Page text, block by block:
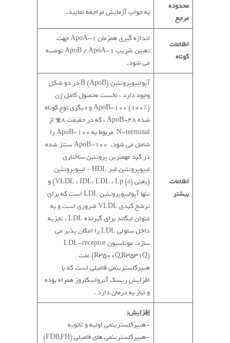
محدوده
مرجع
به جواب آزمایش مراجعه نمایید.
اطلاعات
کوتاه
اندازه گیری همزمان ApoA-1 جهت
تعیین ضریب ApoB / ApoA-1 توصیه
می شود.
اطلاعات
بیشتر
آپولیپوپروتئین B (ApoB) در دو شکل
وجود دارد ، نخست محصول کامل ژن
ApoB-100 (100٪) و دیگری نوع کوتاه
شده ApoB-48 ، که در حقیقت 48% از
N-terminal مربوط به ApoB-100 را
شامل می شود. ApoB-100 سنتز شده
در کبد مهمترین پروتئین ساختاری
لیپوپروتئین غیر HDL – لیپوپروتئین
(یعنی VLDL ، IDL، LDL ، Lp (a)) و
تنها آپولیپوپروتئین LDL است که برای
ترشح کبدی VLDL ضروری است و به
عنوان لیگاند برای گیرنده LDL ، تجزیه
داخل سلولی LDL را امکان پذیر می
سازد. موتاسیون LDL-receptor
(R3500Q,R3531Q) علت
هیپرکلسترینمی فامیلی است که با
افزایش ریسک آترواسکلروز همراه بوده
و نیاز به درمان دارد .
افزایش:
-هیپرکلسترینمی اولیه و ثانویه
-هیپرکلسترینمی های فامیلی (FDB,FH)